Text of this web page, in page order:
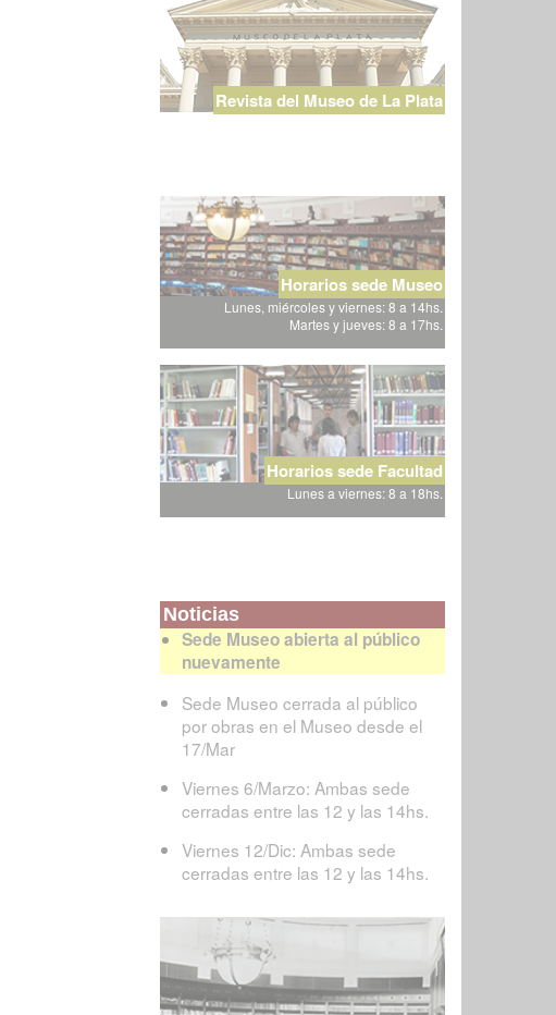
Revista del Museo de La Plata
Horarios sede Museo
Lunes, miércoles y viernes: 8 a 14hs.
Martes y jueves: 8 a 17hs.
Horarios sede Facultad
Lunes a viernes: 8 a 18hs.
Noticias
Sede Museo abierta al público
nuevamente
Sede Museo cerrada al público
por obras en el Museo desde el
17/Mar
Viernes 6/Marzo: Ambas sede
cerradas entre las 12 y las 14hs.
Viernes 12/Dic: Ambas sede
cerradas entre las 12 y las 14hs.